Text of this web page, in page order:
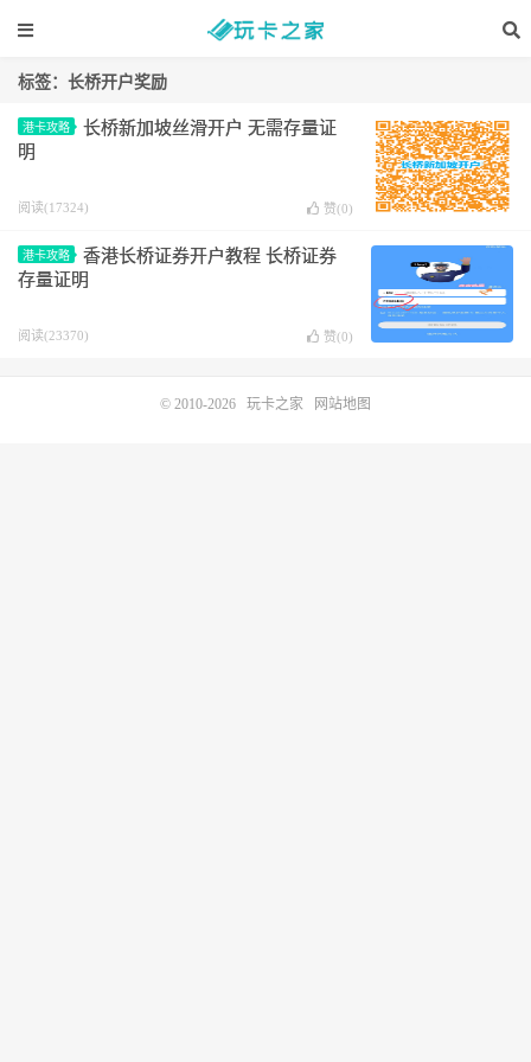
标签：长桥开户奖励
港卡攻略
长桥新加坡丝滑开户 无需存量证
明
阅读(17324) 赞(0)
港卡攻略
香港长桥证券开户教程 长桥证券
存量证明
阅读(23370) 赞(0)
© 2010-2026 玩卡之家 网站地图